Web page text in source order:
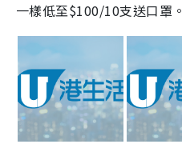
一樣低至$100/10支送口罩。